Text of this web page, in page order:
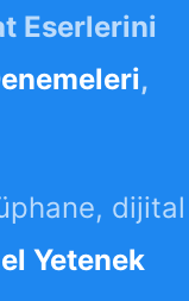
Eserlerini
,
dijital
Yetenek